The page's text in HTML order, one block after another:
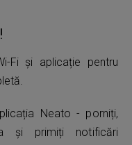
Fi și aplicație pentru
Neato - porniți,
și primiți notificări